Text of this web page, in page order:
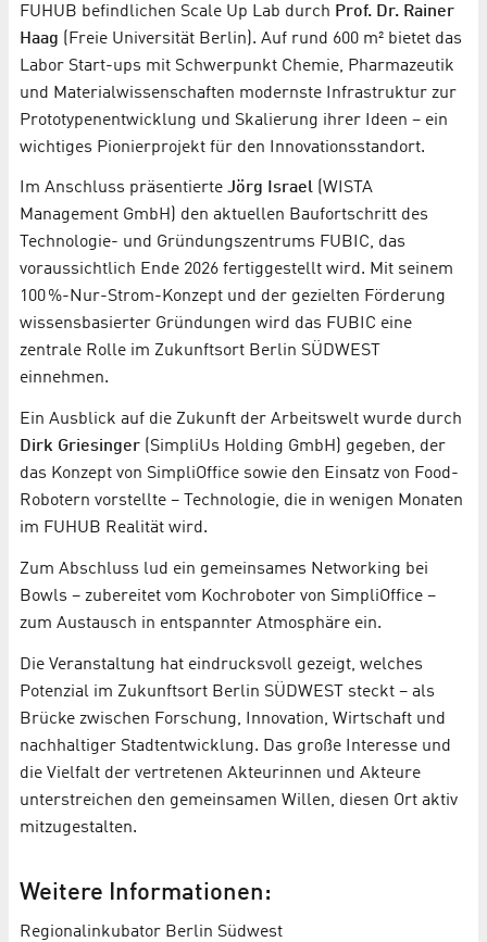
FUHUB befindlichen Scale Up Lab durch Prof. Dr. Rainer
Haag (Freie Universität Berlin). Auf rund 600 m² bietet das
Labor Start-ups mit Schwerpunkt Chemie, Pharmazeutik
und Materialwissenschaften modernste Infrastruktur zur
Prototypenentwicklung und Skalierung ihrer Ideen – ein
wichtiges Pionierprojekt für den Innovationsstandort.
Im Anschluss präsentierte Jörg Israel (WISTA
Management GmbH) den aktuellen Baufortschritt des
Technologie- und Gründungszentrums FUBIC, das
voraussichtlich Ende 2026 fertiggestellt wird. Mit seinem
100 %-Nur-Strom-Konzept und der gezielten Förderung
wissensbasierter Gründungen wird das FUBIC eine
zentrale Rolle im Zukunftsort Berlin SÜDWEST
einnehmen.
Ein Ausblick auf die Zukunft der Arbeitswelt wurde durch
Dirk Griesinger (SimpliUs Holding GmbH) gegeben, der
das Konzept von SimpliOffice sowie den Einsatz von Food-
Robotern vorstellte – Technologie, die in wenigen Monaten
im FUHUB Realität wird.
Zum Abschluss lud ein gemeinsames Networking bei
Bowls – zubereitet vom Kochroboter von SimpliOffice –
zum Austausch in entspannter Atmosphäre ein.
Die Veranstaltung hat eindrucksvoll gezeigt, welches
Potenzial im Zukunftsort Berlin SÜDWEST steckt – als
Brücke zwischen Forschung, Innovation, Wirtschaft und
nachhaltiger Stadtentwicklung. Das große Interesse und
die Vielfalt der vertretenen Akteurinnen und Akteure
unterstreichen den gemeinsamen Willen, diesen Ort aktiv
mitzugestalten.
Weitere Informationen:
Regionalinkubator Berlin Südwest